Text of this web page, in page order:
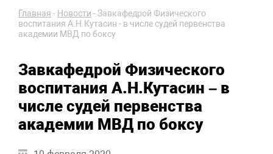
Главная - Новости -Завкафедрой Физического
воспитания А.Н.Кутасин - в числе судей первенства
академии МВД по боксу
Завкафедрой Физического
воспитания А.Н.Кутасин – в
числе судей первенства
академии МВД по боксу